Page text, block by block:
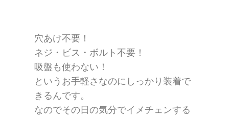
穴あけ不要！
ネジ・ビス・ボルト不要！
吸盤も使わない！
というお手軽さなのにしっかり装着で
きるんです。
なのでその日の気分でイメチェンする